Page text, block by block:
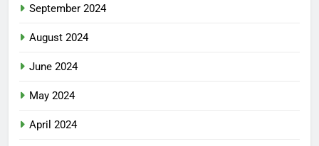
September 2024
August 2024
June 2024
May 2024
April 2024